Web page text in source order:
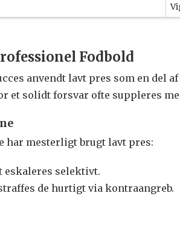
Fodbold
anvendt lavt pres som en del
et solidt forsvar ofte suppleres
har mesterligt brugt lavt pres:
eskaleres selektivt.
de hurtigt via kontraangreb.